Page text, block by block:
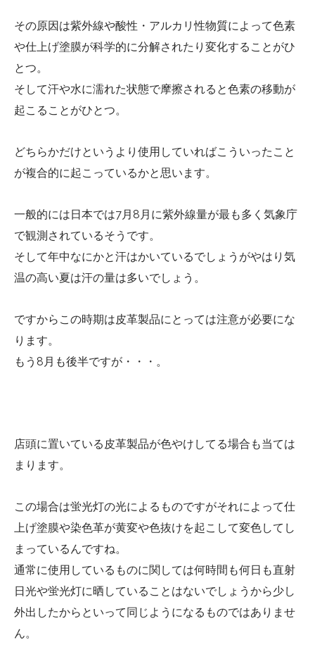
その原因は紫外線や酸性・アルカリ性物質によって色素
や仕上げ塗膜が科学的に分解されたり変化することがひ
とつ。
そして汗や水に濡れた状態で摩擦されると色素の移動が
起こることがひとつ。
どちらかだけというより使用していればこういったこと
が複合的に起こっているかと思います。
一般的には日本では7月8月に紫外線量が最も多く気象庁
で観測されているそうです。
そして年中なにかと汗はかいているでしょうがやはり気
温の高い夏は汗の量は多いでしょう。
ですからこの時期は皮革製品にとっては注意が必要にな
ります。
もう8月も後半ですが・・・。
店頭に置いている皮革製品が色やけしてる場合も当ては
まります。
この場合は蛍光灯の光によるものですがそれによって仕
上げ塗膜や染色革が黄変や色抜けを起こして変色してし
まっているんですね。
通常に使用しているものに関しては何時間も何日も直射
日光や蛍光灯に晒していることはないでしょうから少し
外出したからといって同じようになるものではありませ
ん。